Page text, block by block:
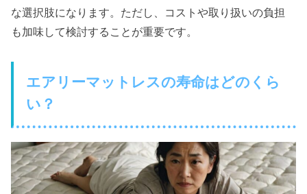
な選択肢になります。ただし、コストや取り扱いの負担
も加味して検討することが重要です。
エアリーマットレスの寿命はどのくら
い？